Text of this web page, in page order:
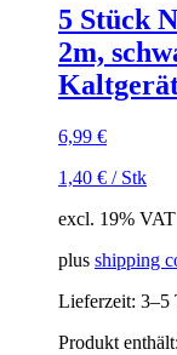
5 Stück
2m,
6,99 €
1,40 € / Stk
excl. 19% VAT
plus shipping
Lieferzeit: 3–5
Produkt